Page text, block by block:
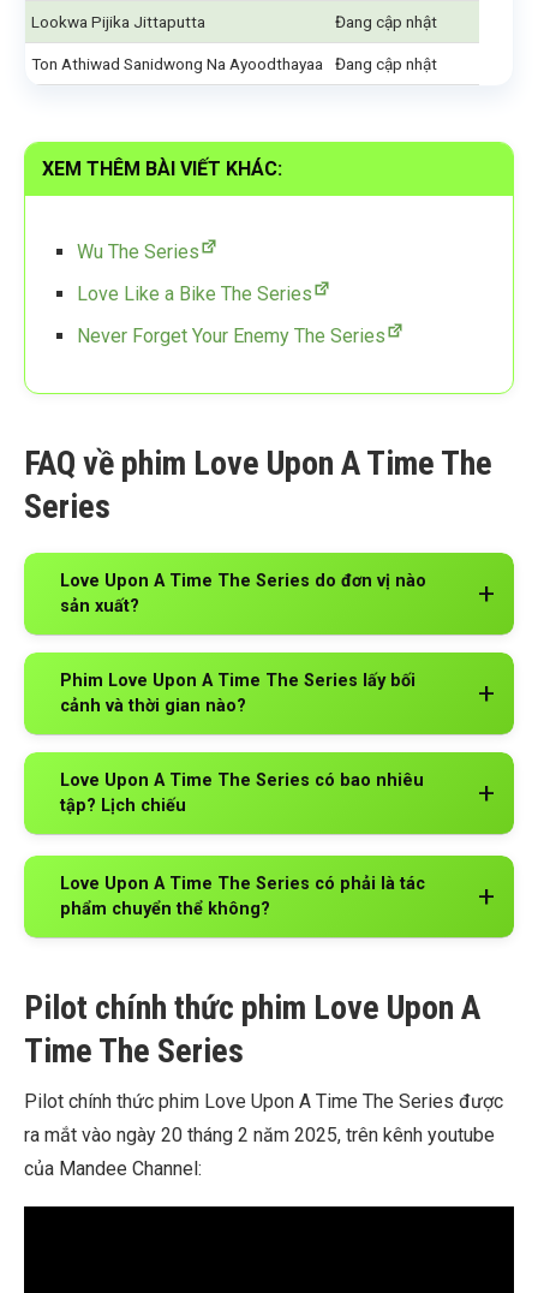
Lookwa Pijika Jittaputta Đang cập nhật
Ton Athiwad Sanidwong Na Ayoodthayaa Đang cập nhật
XEM THÊM BÀI VIẾT KHÁC:
Wu The Series
Love Like a Bike The Series
Never Forget Your Enemy The Series
FAQ về phim Love Upon A Time The
Series
Love Upon A Time The Series do đơn vị nào
sản xuất?
Phim Love Upon A Time The Series lấy bối
cảnh và thời gian nào?
Love Upon A Time The Series có bao nhiêu
tập? Lịch chiếu
Love Upon A Time The Series có phải là tác
phẩm chuyển thể không?
Pilot chính thức phim Love Upon A
Time The Series
Pilot chính thức phim Love Upon A Time The Series được
ra mắt vào ngày 20 tháng 2 năm 2025, trên kênh youtube
của Mandee Channel: